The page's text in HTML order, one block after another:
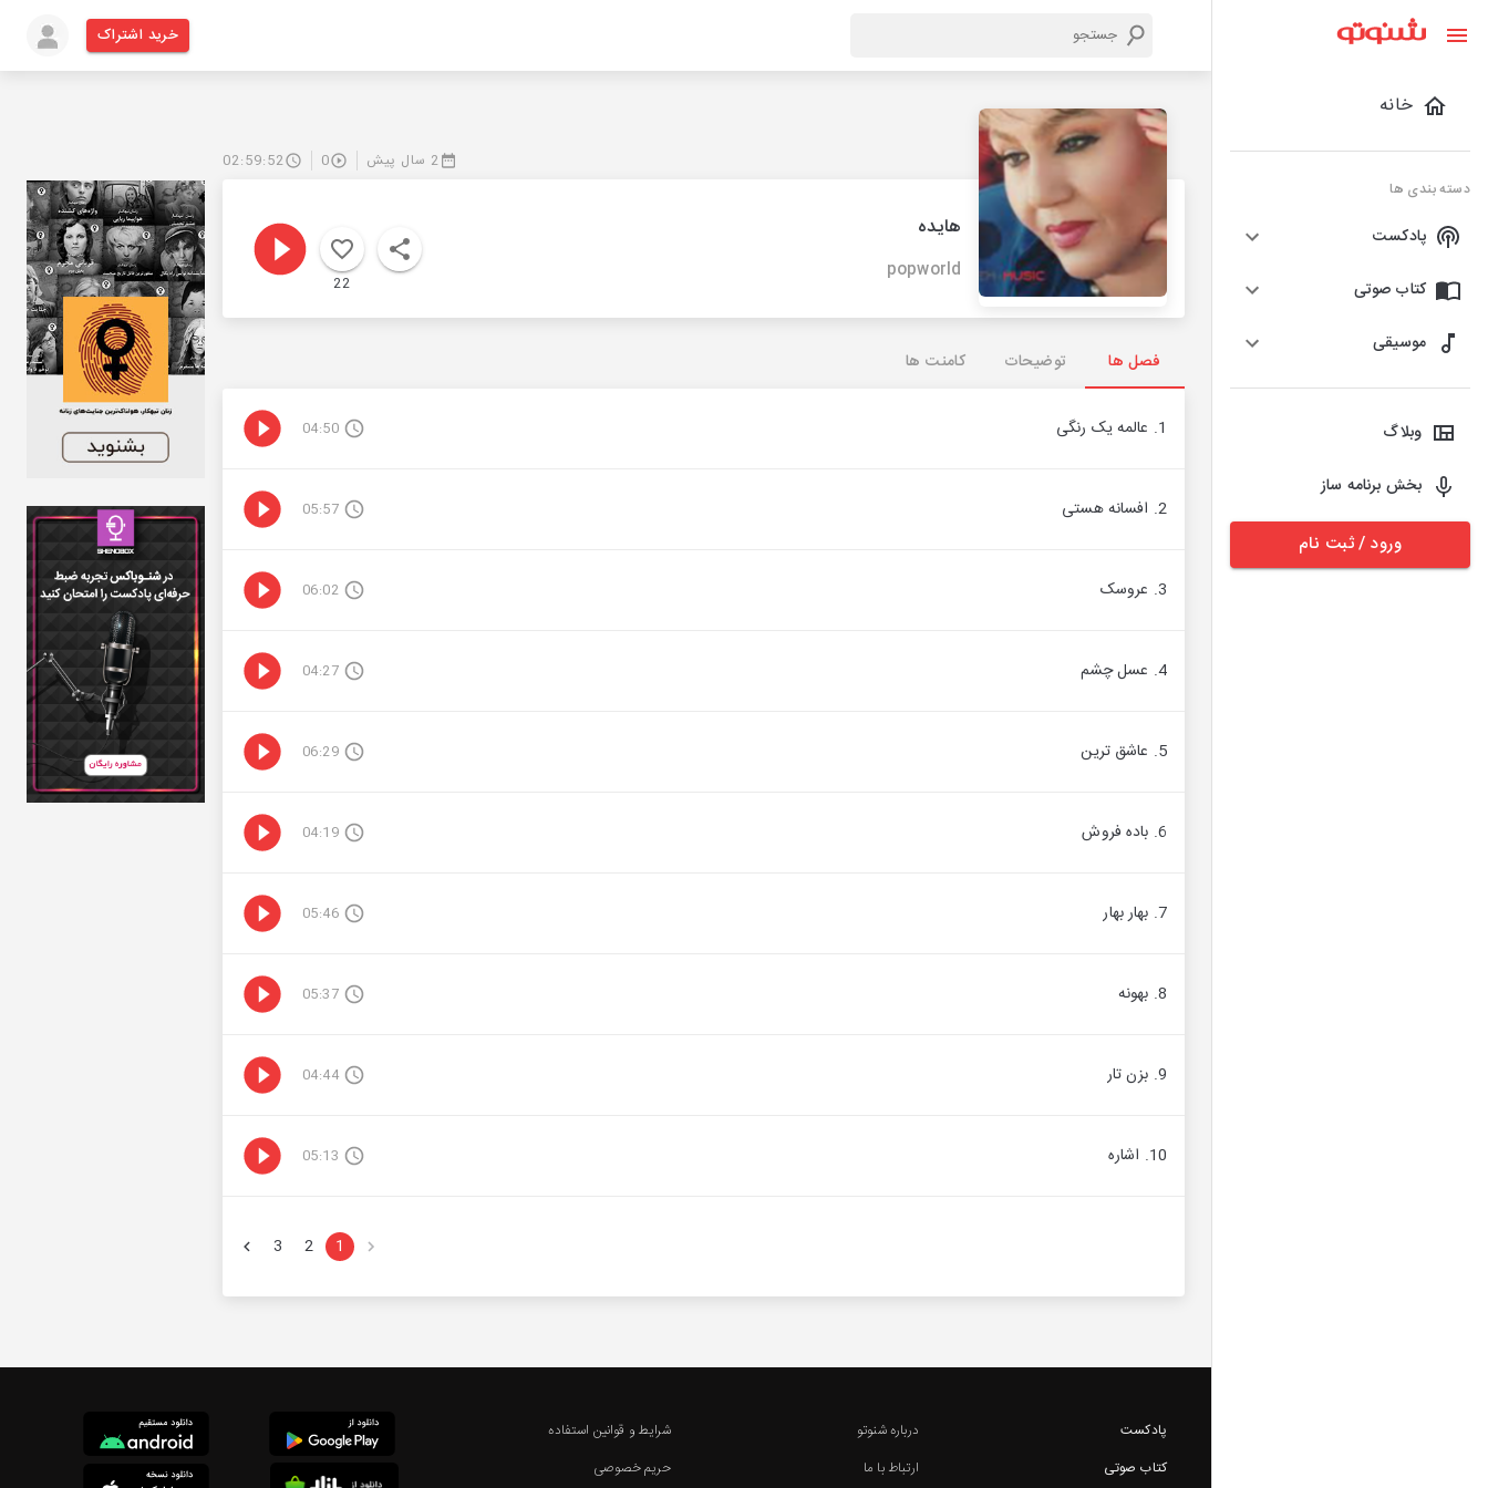
خانه
دسته بندی ها
پادکست
کتاب صوتی
موسیقی
وبلاگ
بخش برنامه ساز
ورود / ثبت نام
خرید اشتراک
2 سال پیش 0
02:59:52
هایده
popworld
22
فصل ها توضیحات کامنت ها
1. عالمه یک رنگی 04:50
2. افسانه هستی 05:57
3. عروسک 06:02
4. عسل چشم 04:27
5. عاشق ترین 06:29
6. باده فروش 04:19
7. بهار بهار 05:46
8. بهونه 05:37
9. بزن تار 04:44
10. اشاره 05:13
1
2
3
پادکست
کتاب صوتی
درباره شنوتو
ارتباط با ما
شرایط و قوانین استفاده
حریم خصوصی